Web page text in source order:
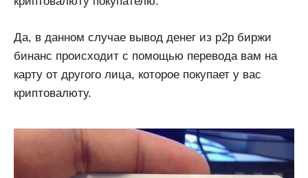
Да, в данном случае вывод денег из p2p биржи
бинанс происходит с помощью перевода вам на
карту от другого лица, которое покупает у вас
криптовалюту.